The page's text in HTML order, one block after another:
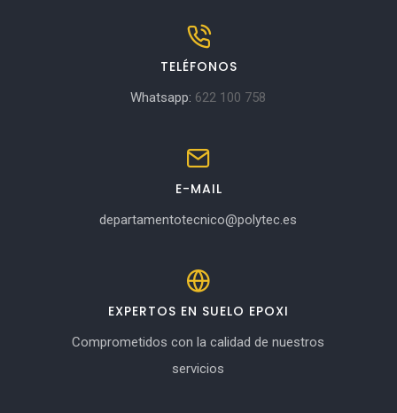
TELÉFONOS
Whatsapp: 622 100 758
E-MAIL
departamentotecnico@polytec.es
EXPERTOS EN SUELO EPOXI
Comprometidos con la calidad de nuestros
servicios